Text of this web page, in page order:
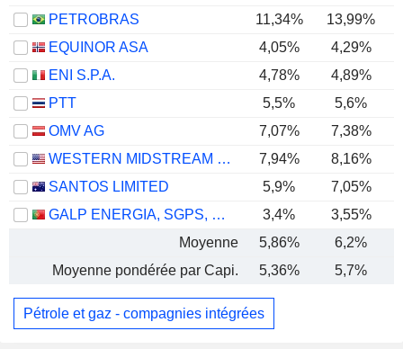
PETROBRAS
11,34%
13,99%
EQUINOR ASA
4,05%
4,29%
ENI S.P.A.
4,78%
4,89%
PTT
5,5% 5,6%
OMV AG
7,07%
7,38%
WESTERN MIDSTREAM PARTNERS, LP
7,94% 8,16%
SANTOS LIMITED
5,9% 7,05%
GALP ENERGIA, SGPS, S.A.
3,4%
3,55%
Moyenne
5,86%
6,2%
Moyenne pondérée par Capi.
5,36% 5,7%
Pétrole et gaz - compagnies intégrées